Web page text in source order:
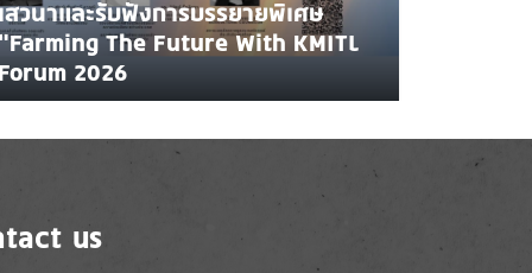
สวนาและรับฟังการบรรยายพิเศษ
The Future With KMITL
2026
us